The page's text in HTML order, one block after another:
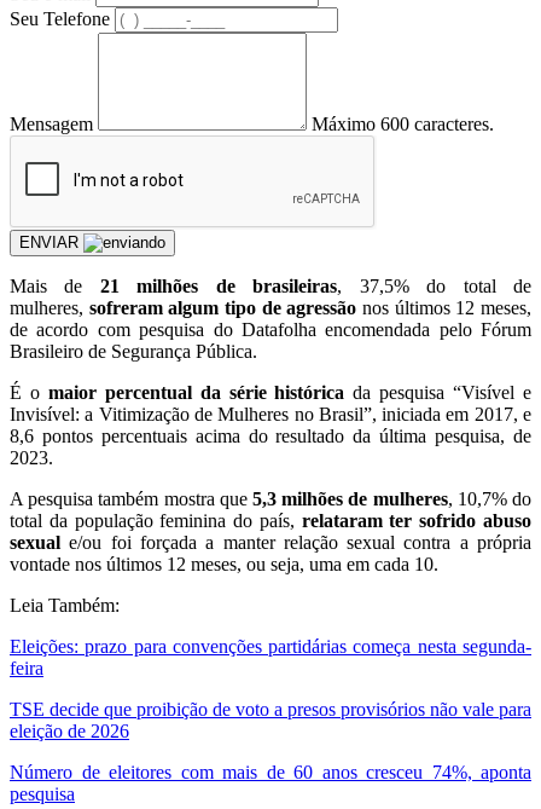
Seu Telefone
Mensagem Máximo 600 caracteres.
ENVIAR
Mais de 21 milhões de brasileiras, 37,5% do total de
mulheres, sofreram algum tipo de agressão nos últimos 12 meses,
de acordo com pesquisa do Datafolha encomendada pelo Fórum
Brasileiro de Segurança Pública.
É omaior percentual da série histórica da pesquisa “Visível e
Invisível: a Vitimização de Mulheres no Brasil”, iniciada em 2017, e
8,6 pontos percentuais acima do resultado da última pesquisa, de
2023.
A pesquisa também mostra que 5,3 milhões de mulheres, 10,7% do
total da população feminina do país, relataram ter sofrido abuso
sexuale/ou foi forçada a manter relação sexual contra a própria
vontade nos últimos 12 meses, ou seja, uma em cada 10.
Leia Também:
Eleições: prazo para convenções partidárias começa nesta segunda-
feira
TSE decide que proibição de voto a presos provisórios não vale para
eleição de 2026
Número de eleitores com mais de 60 anos cresceu 74%, aponta
pesquisa